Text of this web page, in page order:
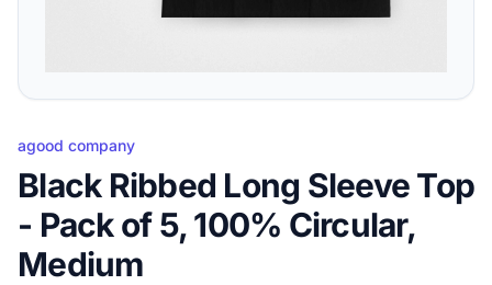
agood company
Black Ribbed Long Sleeve Top
- Pack of 5, 100% Circular,
Medium